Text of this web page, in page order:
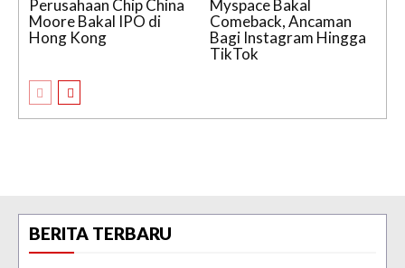
Perusahaan Chip China
Moore Bakal IPO di
Hong Kong
Myspace Bakal
Comeback, Ancaman
Bagi Instagram Hingga
TikTok
BERITA TERBARU